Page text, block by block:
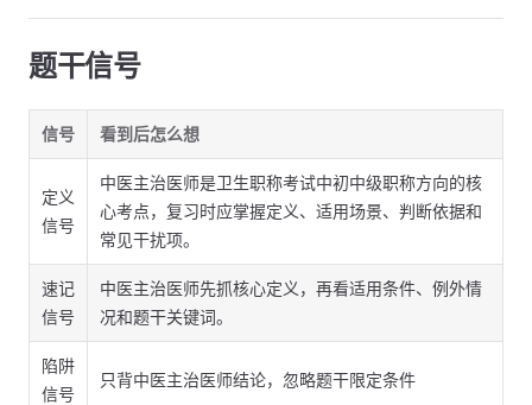
题干信号
信号 看到后怎么想
定义
信号
中医主治医师是卫生职称考试中初中级职称方向的核
心考点，复习时应掌握定义、适用场景、判断依据和
常见干扰项。
速记
信号
中医主治医师先抓核心定义，再看适用条件、例外情
况和题干关键词。
陷阱
信号
只背中医主治医师结论，忽略题干限定条件